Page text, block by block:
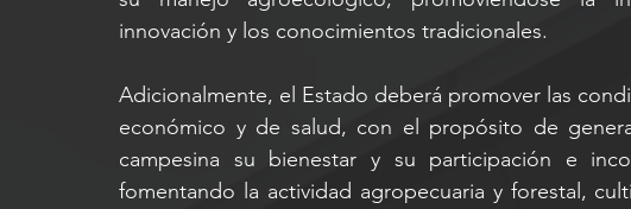
innovación y los conocimientos tradicionales.
Adicionalmente, el Estado deberá promover las
económico y de salud, con el propósito de
campesina su bienestar y su participación e
fomentando la actividad agropecuaria y forestal,